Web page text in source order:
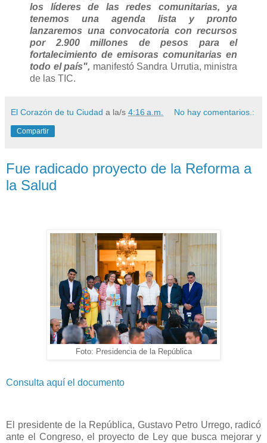
los líderes de las redes comunitarias, ya
tenemos una agenda lista y pronto
lanzaremos una convocatoria con recursos
por 2.900 millones de pesos para el
fortalecimiento de emisoras comunitarias en
todo el país", manifestó Sandra Urrutia, ministra
de las TIC.
El Corazón de tu Ciudad a la/s 4:16 a.m. No hay comentarios.:
Compartir
Fue radicado proyecto de la Reforma a
la Salud
Foto: Presidencia de la República
Consulta aquí el documento
El presidente de la República, Gustavo Petro Urrego, radicó
ante el Congreso, el proyecto de Ley que busca mejorar y